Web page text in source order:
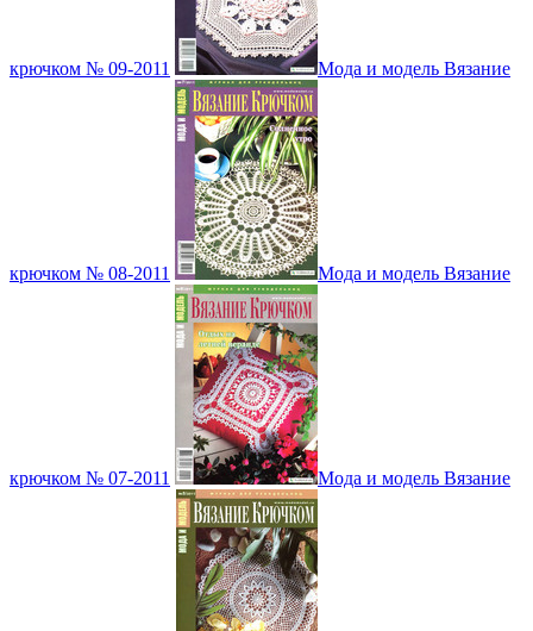
крючком № 09-2011 Мода и модель Вязание
крючком № 08-2011 Мода и модель Вязание
крючком № 07-2011 Мода и модель Вязание